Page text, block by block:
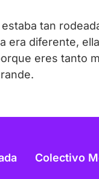
tan
era diferente,
eres tanto
Colectivo